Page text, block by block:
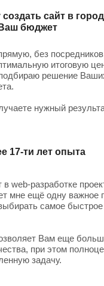
создать сайт в
бюджет
без
итоговую
решение
нужный
17-ти лет опыта
web-разработке
мне ещё одну
самое
Вам еще
при этом
задачу.